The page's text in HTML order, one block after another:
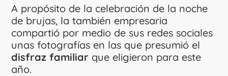
A propósito de la celebración de la noche
de brujas, la también empresaria
compartió por medio de sus redes sociales
unas fotografías en las que presumió el
disfraz familiar que eligieron para este
año.